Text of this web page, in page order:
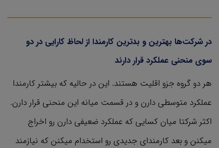
در شرکت‌ها بهترین و بدترین کارمندا از لحاظ کارایی در دو
سوی منحنی عملکرد قرار دارند
هر دو گروه جزو اقلیت هستند. این در حالیه که بیشتر کارمندا
عملکرد متوسطی دارن و در قسمت میانه این منحنی قرار دارن.
اکثر شرکتا میان کسایی که عملکرد ضعیفی دارن رو اخراج
میکنن و بعد کارمندای جدیدی رو استخدام میکنن که نیازمند